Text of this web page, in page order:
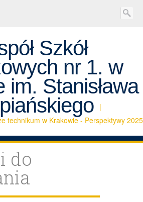
Szkół
nr 1. w
im. Stanisława
|
do